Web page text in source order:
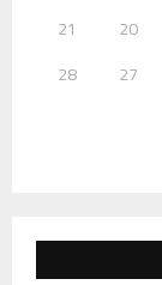
20
21
27
28